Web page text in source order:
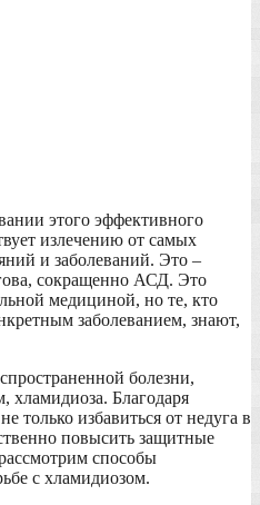
этого эффективного
излечению от самых
и заболеваний. Это –
сокращенно АСД. Это
медициной, но те, кто
заболеванием, знают,
болезни,
хламидиоза. Благодаря
избавиться от недуга в
повысить защитные
способы
с хламидиозом.